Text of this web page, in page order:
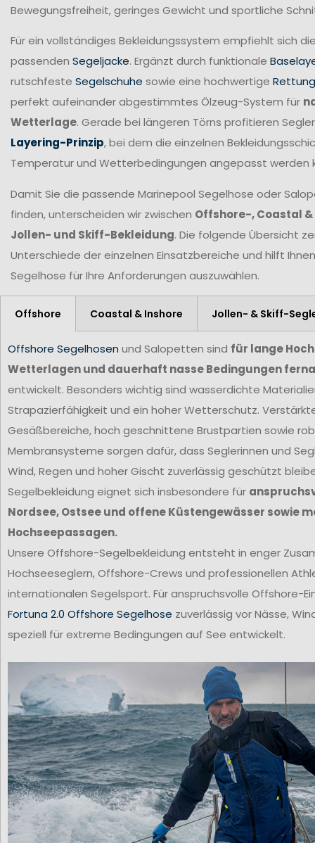
Bewegungsfreiheit, geringes Gewicht und sportliche
Für ein vollständiges Bekleidungssystem empfiehlt sich
passenden Segeljacke. Ergänzt durch funktionale
rutschfeste Segelschuhe sowie eine hochwertige
perfekt aufeinander abgestimmtes Ölzeug-System für
Wetterlage. Gerade bei längeren Törns profitieren
Layering-Prinzip, bei dem die einzelnen
Temperatur und Wetterbedingungen angepasst werden
Damit Sie die passende Marinepool Segelhose oder
finden, unterscheiden wir zwischen Offshore-, Coastal
Jollen- und Skiff-Bekleidung. Die folgende Übersicht
Unterschiede der einzelnen Einsatzbereiche und hilft
Segelhose für Ihre Anforderungen auszuwählen.
Offshore Coastal & Inshore Jollen- & Skiff-
Offshore Segelhosen und Salopetten sind für lange
Wetterlagen und dauerhaft nasse Bedingungen
entwickelt. Besonders wichtig sind wasserdichte
Strapazierfähigkeit und ein hoher Wetterschutz.
Gesäßbereiche, hoch geschnittene Brustpartien sowie
Membransysteme sorgen dafür, dass Seglerinnen und
Wind, Regen und hoher Gischt zuverlässig geschützt
Segelbekleidung eignet sich insbesondere für
Nordsee, Ostsee und offene Küstengewässer sowie
Hochseepassagen.
Unsere Offshore-Segelbekleidung entsteht in enger
Hochseeseglern, Offshore-Crews und professionellen
internationalen Segelsport. Für anspruchsvolle Offshore-
Fortuna 2.0 Offshore Segelhose zuverlässig vor Nässe,
speziell für extreme Bedingungen auf See entwickelt.